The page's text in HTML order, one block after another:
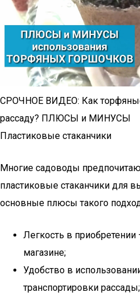
СРОЧНОЕ ВИДЕО: Как
рассаду? ПЛЮСЫ и МИНУСЫ
Пластиковые стаканчики
Многие садоводы
пластиковые стаканчики для
основные плюсы такого
Легкость в
магазине;
Удобство в
транспортировки рассады;